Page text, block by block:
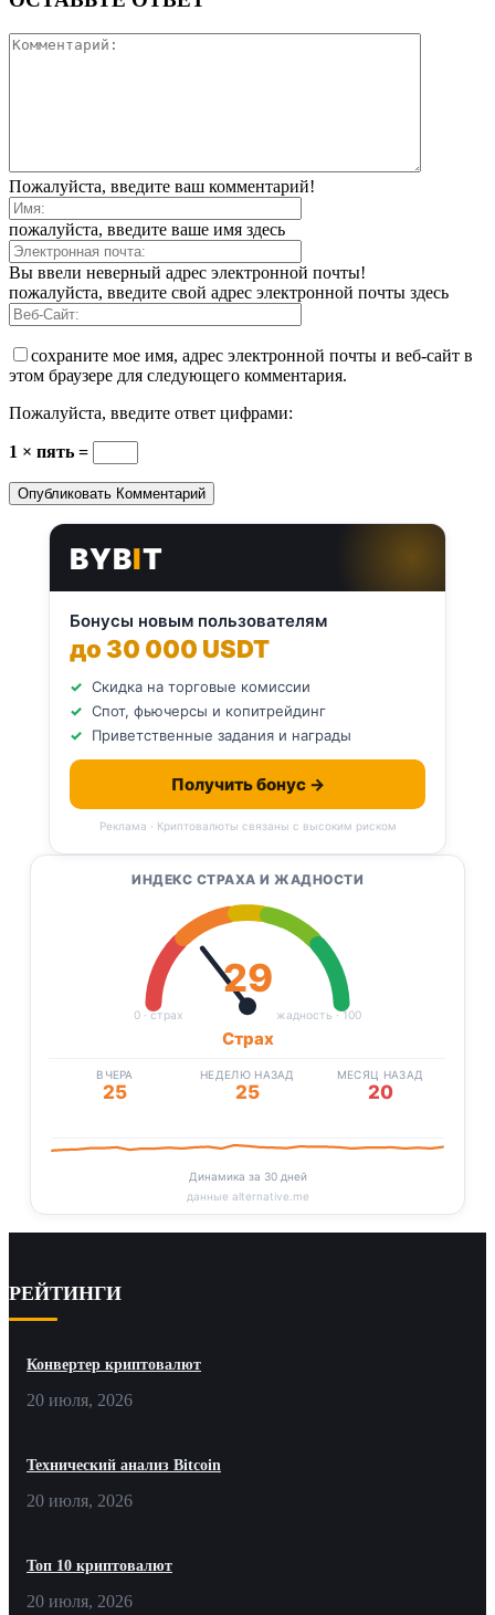
Пожалуйста, введите ваш комментарий!
пожалуйста, введите ваше имя здесь
Вы ввели неверный адрес электронной почты!
пожалуйста, введите свой адрес электронной почты здесь
сохраните мое имя, адрес электронной почты и веб-сайт в
этом браузере для следующего комментария.
Пожалуйста, введите ответ цифрами:
1 × пять =
BYBIT
Бонусы новым пользователям
до 30 000 USDT
Скидка на торговые комиссии
Спот, фьючерсы и копитрейдинг
Приветственные задания и награды
Получить бонус →
Реклама · Криптовалюты связаны с высоким риском
ИНДЕКС СТРАХА И ЖАДНОСТИ
0 · страх жадность · 100
29
Страх
ВЧЕРА
25
НЕДЕЛЮ НАЗАД
25
МЕСЯЦ НАЗАД
20
Динамика за 30 дней
данные alternative.me
РЕЙТИНГИ
Конвертер криптовалют
20 июля, 2026
Технический анализ Bitcoin
20 июля, 2026
Топ 10 криптовалют
20 июля, 2026